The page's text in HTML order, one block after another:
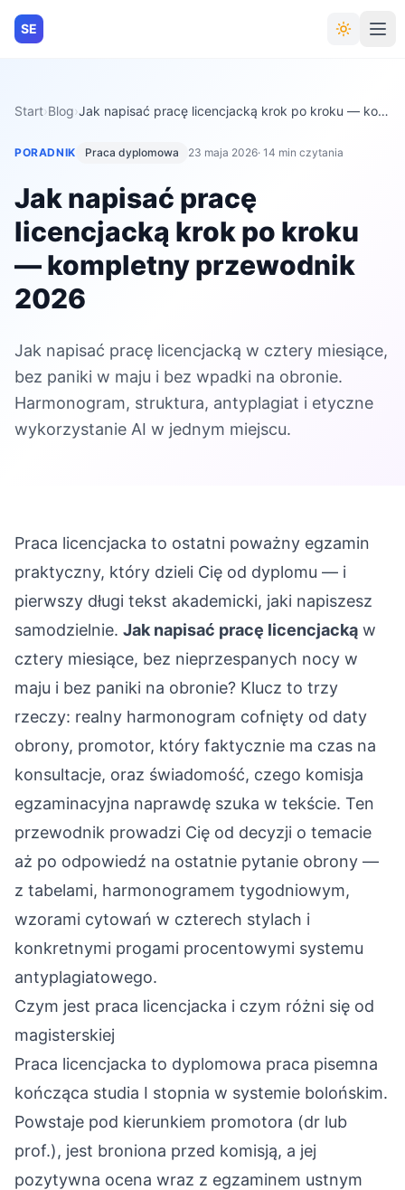
SE
Start›Blog› Jak napisać pracę licencjacką krok po kroku — kompletny przewodnik 2026
PORADNIK Praca dyplomowa 23 maja 2026· 14 min czytania
Jak napisać pracę
licencjacką krok po kroku
— kompletny przewodnik
2026
Jak napisać pracę licencjacką w cztery miesiące,
bez paniki w maju i bez wpadki na obronie.
Harmonogram, struktura, antyplagiat i etyczne
wykorzystanie AI w jednym miejscu.
Praca licencjacka to ostatni poważny egzamin
praktyczny, który dzieli Cię od dyplomu — i
pierwszy długi tekst akademicki, jaki napiszesz
samodzielnie. Jak napisać pracę licencjacką w
cztery miesiące, bez nieprzespanych nocy w
maju i bez paniki na obronie? Klucz to trzy
rzeczy: realny harmonogram cofnięty od daty
obrony, promotor, który faktycznie ma czas na
konsultacje, oraz świadomość, czego komisja
egzaminacyjna naprawdę szuka w tekście. Ten
przewodnik prowadzi Cię od decyzji o temacie
aż po odpowiedź na ostatnie pytanie obrony —
z tabelami, harmonogramem tygodniowym,
wzorami cytowań w czterech stylach i
konkretnymi progami procentowymi systemu
antyplagiatowego.
Czym jest praca licencjacka i czym różni się od
magisterskiej
Praca licencjacka to dyplomowa praca pisemna
kończąca studia I stopnia w systemie bolońskim.
Powstaje pod kierunkiem promotora (dr lub
prof.), jest broniona przed komisją, a jej
pozytywna ocena wraz z egzaminem ustnym